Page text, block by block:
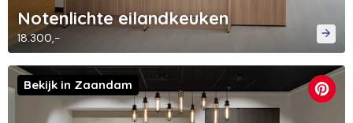
Notenlichte eilandkeuken
18.300,-
Bekijk in Zaandam